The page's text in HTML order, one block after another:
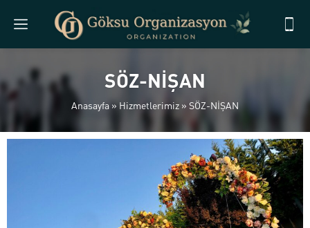
SÖZ-NİŞAN
Anasayfa »Hizmetlerimiz » SÖZ-NİŞAN